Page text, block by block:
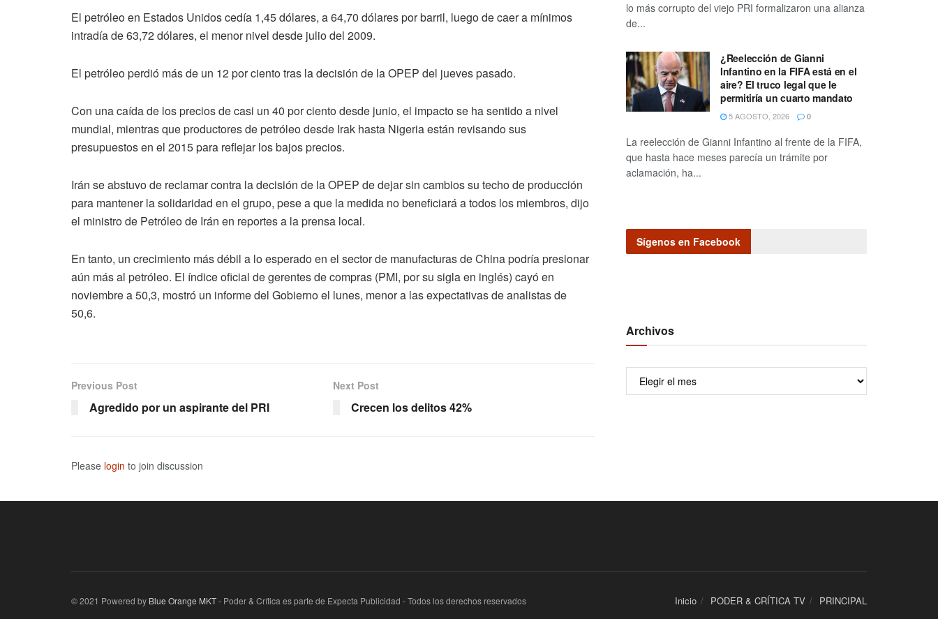
El petróleo en Estados Unidos cedía 1,45 dólares, a 64,70 dólares por barril, luego de caer a mínimos
intradía de 63,72 dólares, el menor nivel desde julio del 2009.
El petróleo perdió más de un 12 por ciento tras la decisión de la OPEP del jueves pasado.
Con una caída de los precios de casi un 40 por ciento desde junio, el impacto se ha sentido a nivel
mundial, mientras que productores de petróleo desde Irak hasta Nigeria están revisando sus
presupuestos en el 2015 para reflejar los bajos precios.
Irán se abstuvo de reclamar contra la decisión de la OPEP de dejar sin cambios su techo de producción
para mantener la solidaridad en el grupo, pese a que la medida no beneficiará a todos los miembros, dijo
el ministro de Petróleo de Irán en reportes a la prensa local.
En tanto, un crecimiento más débil a lo esperado en el sector de manufacturas de China podría presionar
aún más al petróleo. El índice oficial de gerentes de compras (PMI, por su sigla en inglés) cayó en
noviembre a 50,3, mostró un informe del Gobierno el lunes, menor a las expectativas de analistas de
50,6.
Previous Post
Agredido por un aspirante del PRI
Next Post
Crecen los delitos 42%
Please login to join discussion
lo más corrupto del viejo PRI formalizaron una alianza
de...
¿Reelección de Gianni
Infantino en la FIFA está en el
aire? El truco legal que le
permitiría un cuarto mandato
5 AGOSTO, 2026 0
La reelección de Gianni Infantino al frente de la FIFA,
que hasta hace meses parecía un trámite por
aclamación, ha...
Sígenos en Facebook
Archivos
Archivos
Inicio PODER & CRÍTICA TV PRINCIPAL
© 2021 Powered by Blue Orange MKT- Poder & Crítica es parte de Expecta Publicidad - Todos los derechos reservados